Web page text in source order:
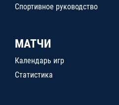
Спортивное руководство
МАТЧИ
Календарь игр
Статистика